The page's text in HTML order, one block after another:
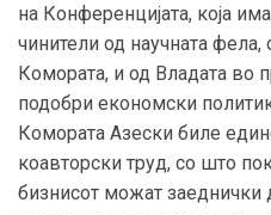
на Конференцијата, која
чинители од научната фела,
Комората, и од Владата во
подобри економски
Комората Азески биле
коавторски труд, со што
бизнисот можат заеднички